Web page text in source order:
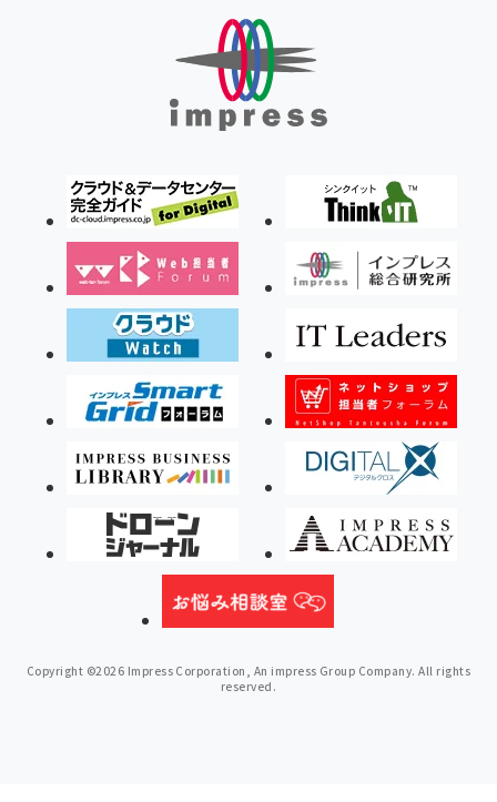
Copyright ©2026 Impress Corporation, An impress Group Company. All rights
reserved.